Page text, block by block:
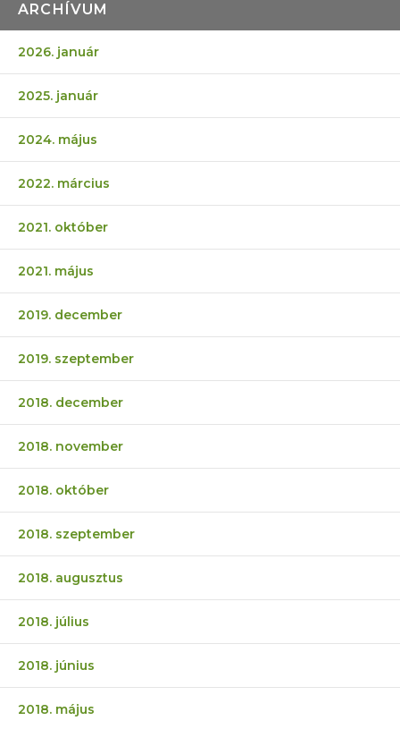
ARCHÍVUM
2026. január
2025. január
2024. május
2022. március
2021. október
2021. május
2019. december
2019. szeptember
2018. december
2018. november
2018. október
2018. szeptember
2018. augusztus
2018. július
2018. június
2018. május